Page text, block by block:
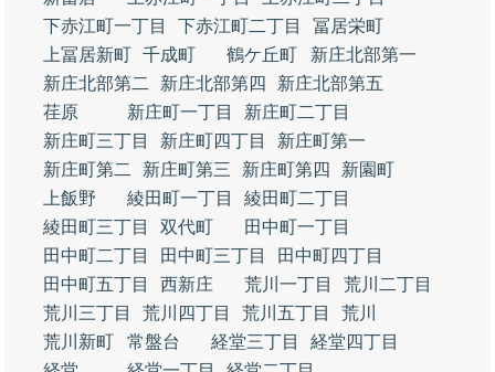
下赤江町一丁目
下赤江町二丁目
冨居栄町
上冨居新町 千成町 鶴ケ丘町
新庄北部第一
新庄北部第二
新庄北部第四
新庄北部第五
荏原
新庄町一丁目
新庄町二丁目
新庄町三丁目
新庄町四丁目
新庄町第一
新庄町第二
新庄町第三 新庄町第四
新園町
上飯野
綾田町一丁目
綾田町二丁目
綾田町三丁目
双代町
田中町一丁目
田中町二丁目
田中町三丁目
田中町四丁目
田中町五丁目
西新庄 荒川一丁目
荒川二丁目
荒川三丁目
荒川四丁目 荒川五丁目
荒川
荒川新町
常盤台 経堂三丁目
経堂四丁目